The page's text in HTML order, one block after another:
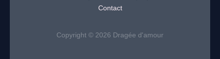
Contact
Copyright © 2026 Dragée d'amour